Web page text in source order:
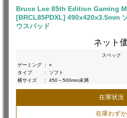
Bruce Lee 85th Edition Gaming
[BRCL85PDXL] 490x420x3.5mm
ウスパッド
ネット
スペック
ゲーミング :
○
タイプ
:
ソフト
横サイズ
: 450～500mm未満
在庫状況
在庫わずか